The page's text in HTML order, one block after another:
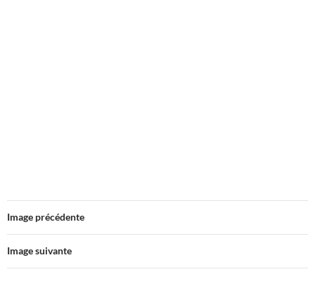
Image précédente
Image suivante